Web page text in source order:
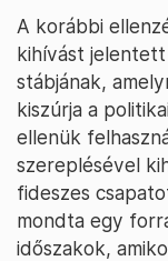
A korábbi
kihívást
stábjának,
kiszúrja a
ellenük
szereplésével
fideszes
mondta egy
időszakok,